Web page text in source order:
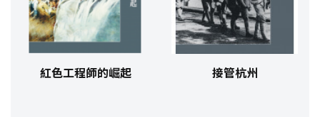
紅色工程師的崛起 接管杭州